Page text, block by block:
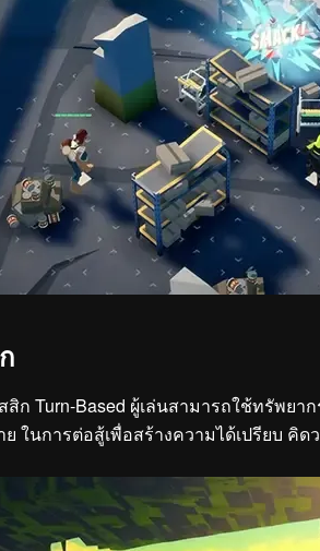
ก Turn-Based ผู้เล่นสามารถใช้ทรัพย
ในการต่อสู้เพื่อสร้างความได้เปรียบ คิ